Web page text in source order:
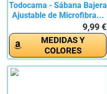
Todocama - Sábana Bajera
Ajustable de Microfibra...
9,99 €
MEDIDAS Y
COLORES